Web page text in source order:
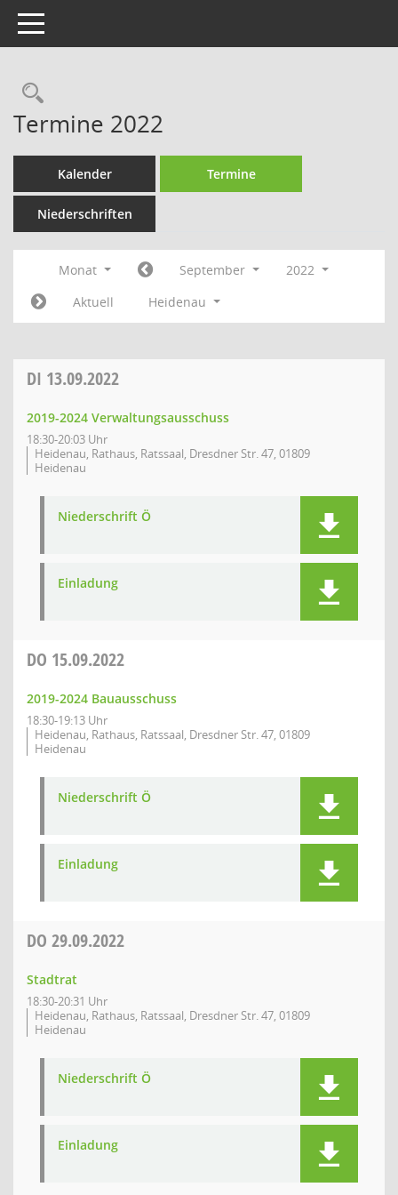
Toggle navigation
Rechercheauswahl
Termine 2022
Kalender Termine
Niederschriften
Monat September
2022
Aktuell
Heidenau
DI 13.09.2022
2019-2024 Verwaltungsausschuss
18:30-20:03 Uhr
Heidenau, Rathaus, Ratssaal, Dresdner Str. 47, 01809
Heidenau
Niederschrift Ö
Einladung
DO 15.09.2022
2019-2024 Bauausschuss
18:30-19:13 Uhr
Heidenau, Rathaus, Ratssaal, Dresdner Str. 47, 01809
Heidenau
Niederschrift Ö
Einladung
DO 29.09.2022
Stadtrat
18:30-20:31 Uhr
Heidenau, Rathaus, Ratssaal, Dresdner Str. 47, 01809
Heidenau
Niederschrift Ö
Einladung